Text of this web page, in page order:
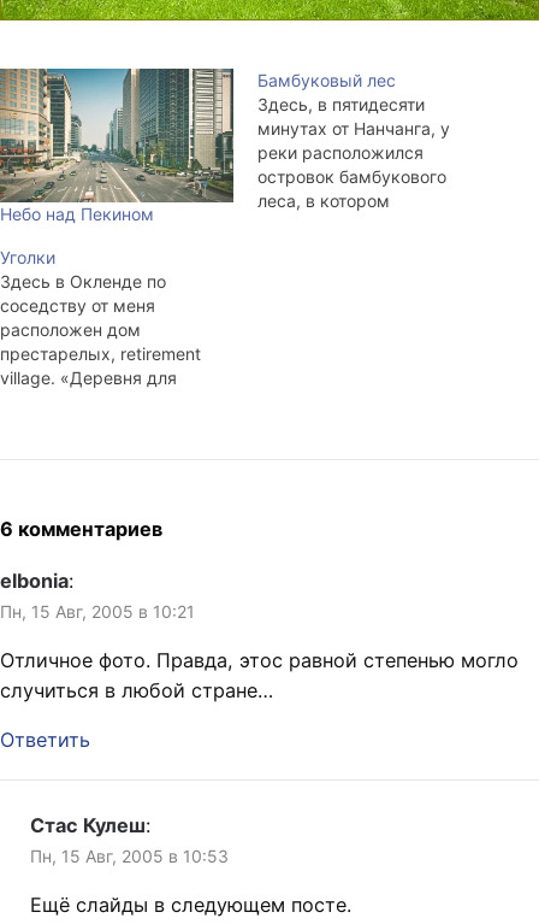
Небо над Пекином
Бамбуковый лес
Здесь, в пятидесяти
минутах от Нанчанга, у
реки расположился
островок бамбукового
леса, в котором
Уголки
Здесь в Окленде по
соседству от меня
расположен дом
престарелых, retirement
village. «Деревня для
приземистых домов. Почти
каждый вечер,
возвращаясь с работы, я
прохожу мимо
однокомнатных ячеек,
мира пластиковыми,
раздвигающимися
квартир и…
6 комментариев
elbonia:
Пн, 15 Авг, 2005 в 10:21
Отличное фото. Правда, этос равной степенью могло
случиться в любой стране…
Ответить
Стас Кулеш:
Пн, 15 Авг, 2005 в 10:53
Ещё слайды в следующем посте.